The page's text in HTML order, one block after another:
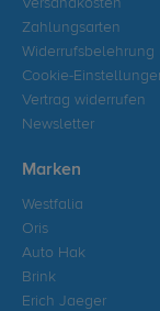
Versandkosten
Zahlungsarten
Widerrufsbelehrung
Cookie-
Vertrag widerrufen
Newsletter
Marken
Westfalia
Oris
Auto Hak
Brink
Erich Jaeger